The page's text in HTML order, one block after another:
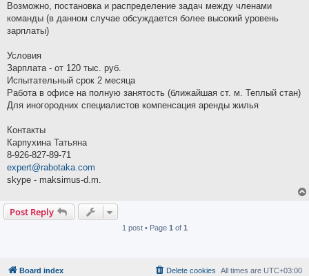
Возможно, постановка и распределение задач между членами
команды (в данном случае обсуждается более высокий уровень
зарплаты)
Условия
Зарплата - от 120 тыс. руб.
Испытательный срок 2 месяца
Работа в офисе на полную занятость (ближайшая ст. м. Теплый стан)
Для иногородних специалистов компенсация аренды жилья
Контакты
Карпухина Татьяна
8-926-827-89-71
expert@rabotaka.com
skype - maksimus-d.m.
Post Reply
1 post • Page 1 of 1
Board index All times are UTC+03:00
Delete cookies